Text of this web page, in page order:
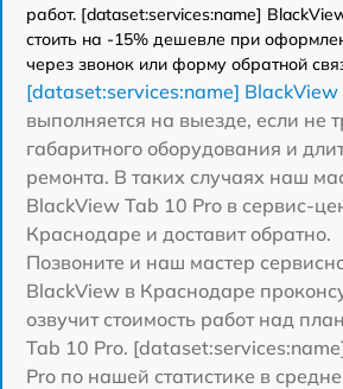
работ. [dataset:services:name]
стоить на -15% дешевле при
через звонок или форму обратной
[dataset:services:name] BlackView
выполняется на выезде, если не
габаритного оборудования и
ремонта. В таких случаях наш
BlackView Tab 10 Pro в сервис-
Краснодаре и доставит обратно.
Позвоните и наш мастер
BlackView в Краснодаре
озвучит стоимость работ над
Tab 10 Pro.
Pro по нашей статистике в